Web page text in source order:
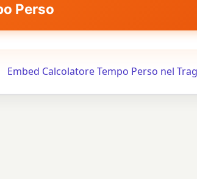
di riposo all'anno (media USA: 2, media UE:
Perso
Embed Calcolatore Tempo Perso nel